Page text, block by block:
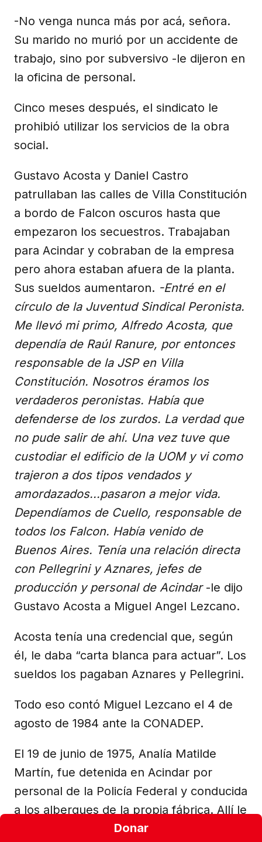
Donar
-No venga nunca más por acá, señora.
Su marido no murió por un accidente de
trabajo, sino por subversivo -le dijeron en
la oficina de personal.
Cinco meses después, el sindicato le
prohibió utilizar los servicios de la obra
social.
Gustavo Acosta y Daniel Castro
patrullaban las calles de Villa Constitución
a bordo de Falcon oscuros hasta que
empezaron los secuestros. Trabajaban
para Acindar y cobraban de la empresa
pero ahora estaban afuera de la planta.
Sus sueldos aumentaron. -Entré en el
círculo de la Juventud Sindical Peronista.
Me llevó mi primo, Alfredo Acosta, que
dependía de Raúl Ranure, por entonces
responsable de la JSP en Villa
Constitución. Nosotros éramos los
verdaderos peronistas. Había que
defenderse de los zurdos. La verdad que
no pude salir de ahí. Una vez tuve que
custodiar el edificio de la UOM y vi como
trajeron a dos tipos vendados y
amordazados...pasaron a mejor vida.
Dependíamos de Cuello, responsable de
todos los Falcon. Había venido de
Buenos Aires. Tenía una relación directa
con Pellegrini y Aznares, jefes de
producción y personal de Acindar -le dijo
Gustavo Acosta a Miguel Angel Lezcano.
Acosta tenía una credencial que, según
él, le daba “carta blanca para actuar”. Los
sueldos los pagaban Aznares y Pellegrini.
Todo eso contó Miguel Lezcano el 4 de
agosto de 1984 ante la CONADEP.
El 19 de junio de 1975, Analía Matilde
Martín, fue detenida en Acindar por
personal de la Policía Federal y conducida
a los albergues de la propia fábrica. Allí le
pegaron y la sometieron a simulacros de